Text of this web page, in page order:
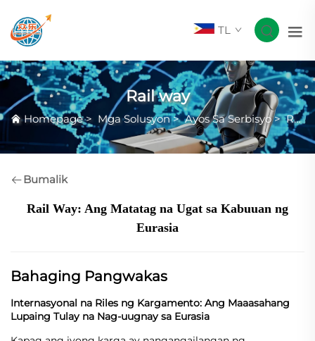
TL
Rail way
Homepage> Mga Solusyon>Ayos Sa Serbisyo>Rail way
Bumalik
Rail Way: Ang Matatag na Ugat sa Kabuuan ng
Eurasia
Bahaging Pangwakas
Internasyonal na Riles ng Kargamento: Ang Maaasahang
Lupaing Tulay na Nag-uugnay sa Eurasia